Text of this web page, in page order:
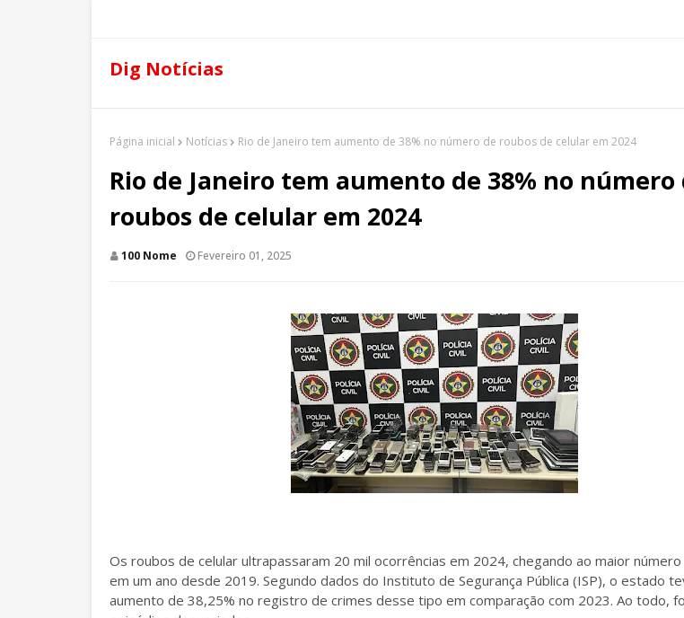
Dig Notícias
Página inicial Notícias Rio de Janeiro tem aumento de 38% no número de roubos de celular em 2024
Rio de Janeiro tem aumento de 38% no número
roubos de celular em 2024
100 Nome Fevereiro 01, 2025
Os roubos de celular ultrapassaram 20 mil ocorrências em 2024, chegando ao maior
em um ano desde 2019. Segundo dados do Instituto de Segurança Pública (ISP), o estado
aumento de 38,25% no registro de crimes desse tipo em comparação com 2023. Ao todo,